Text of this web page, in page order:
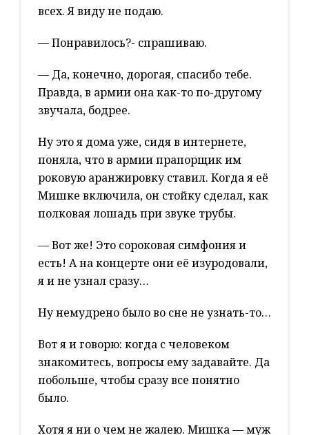
всех. Я виду не подаю.
— Понравилось?- спрашиваю.
— Да, конечно, дорогая, спасибо тебе.
Правда, в армии она как-то по-другому
звучала, бодрее.
Ну это я дома уже, сидя в интернете,
поняла, что в армии прапорщик им
роковую аранжировку ставил. Когда я её
Мишке включила, он стойку сделал, как
полковая лошадь при звуке трубы.
— Вот же! Это сороковая симфония и
есть! А на концерте они её изуродовали,
я и не узнал сразу…
Ну немудрено было во сне не узнать-то…
Вот я и говорю: когда с человеком
знакомитесь, вопросы ему задавайте. Да
побольше, чтобы сразу все понятно
было.
Хотя я ни о чем не жалею. Мишка — муж